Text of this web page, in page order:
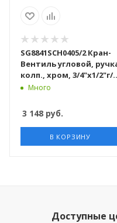
SG8841SCH0405/2 Кран-
Вентиль угловой,
колп., хром, 3/4"х1/2"г/
ш, 10пар/кор
Много
3 148 руб.
В КОРЗИНУ
Доступные